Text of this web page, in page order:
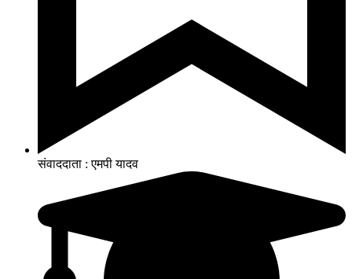
संवाददाता : एमपी यादव